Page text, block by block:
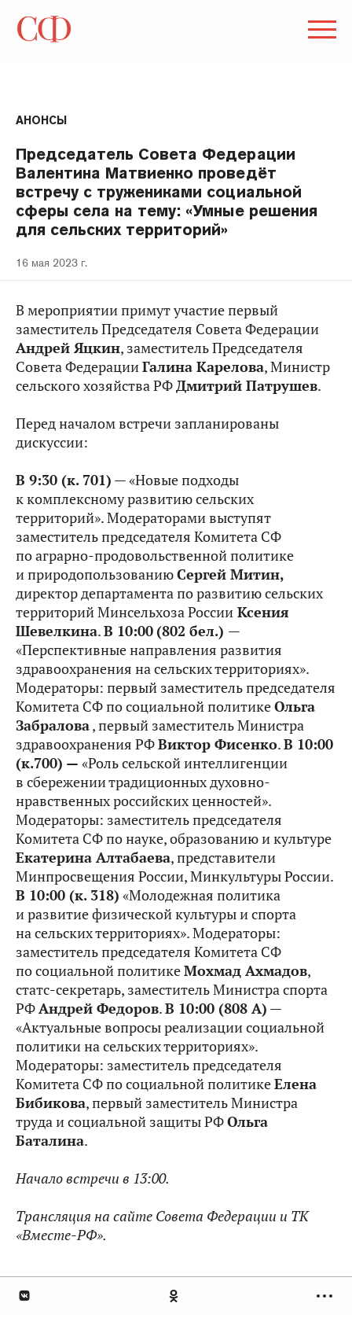
АНОНСЫ
Председатель Совета Федерации
Валентина Матвиенко проведёт
встречу с тружениками социальной
сферы села на тему: «Умные решения
для сельских территорий»
16 мая 2023 г.
В мероприятии примут участие первый
заместитель Председателя Совета Федерации
Андрей Яцкин, заместитель Председателя
Совета ФедерацииГалина Карелова, Министр
сельского хозяйства РФДмитрий Патрушев.
Перед началом встречи запланированы
дискуссии:
В 9:30 (к. 701) — «Новые подходы
к комплексному развитию сельских
территорий». Модераторами выступят
заместитель председателя Комитета СФ
по аграрно-продовольственной политике
и природопользованиюСергей Митин,
директор департамента по развитию сельских
территорий Минсельхоза России Ксения
Шевелкина.В 10:00 (802 бел.) —
«Перспективные направления развития
здравоохранения на сельских территориях».
Модераторы: первый заместитель председателя
Комитета СФ по социальной политикеОльга
Забралова, первый заместитель Министра
здравоохранения РФВиктор Фисенко.В 10:00
(к.700) — «Роль сельской интеллигенции
в сбережении традиционных духовно-
нравственных российских ценностей».
Модераторы: заместитель председателя
Комитета СФ по науке, образованию и культуре
Екатерина Алтабаева, представители
Минпросвещения России, Минкультуры России.
В 10:00 (к. 318) «Молодежная политика
и развитие физической культуры и спорта
на сельских территориях». Модераторы:
заместитель председателя Комитета СФ
по социальной политикеМохмад Ахмадов,
статс-секретарь, заместитель Министра спорта
РФАндрей Федоров.В 10:00 (808 А) —
«Актуальные вопросы реализации социальной
политики на сельских территориях».
Модераторы: заместитель председателя
Комитета СФ по социальной политикеЕлена
Бибикова, первый заместитель Министра
труда и социальной защиты РФОльга
Баталина.
Начало встречи в 13:00.
Трансляция на сайте Совета Федерации и ТК
«Вместе-РФ».